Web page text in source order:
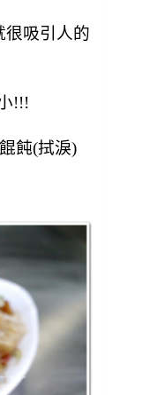
很吸引人的
!!!
飩(拭淚)